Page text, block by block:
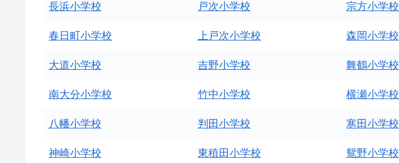
長浜小学校 戸次小学校 宗方小学校
春日町小学校 上戸次小学校 森岡小学校
大道小学校 吉野小学校 舞鶴小学校
南大分小学校 竹中小学校 横瀬小学校
八幡小学校 判田小学校 寒田小学校
神崎小学校 東稙田小学校 鴛野小学校